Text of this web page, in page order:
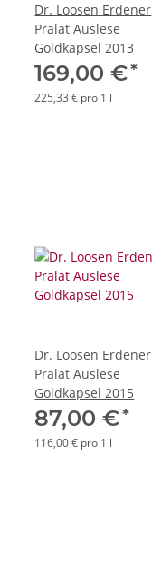
Dr. Loosen Erdener
Prälat Auslese
Goldkapsel 2013
169,00 €*
225,33 € pro 1 l
Dr. Loosen Erdener
Prälat Auslese
Goldkapsel 2015
87,00 €*
116,00 € pro 1 l